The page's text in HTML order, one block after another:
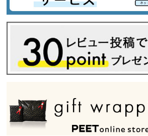
tune 絞り込んで検索する